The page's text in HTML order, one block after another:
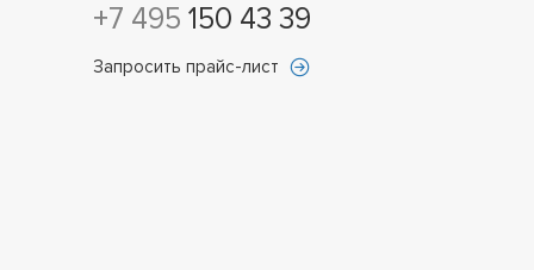
+7 495 150 43 39
Запросить прайс-лист